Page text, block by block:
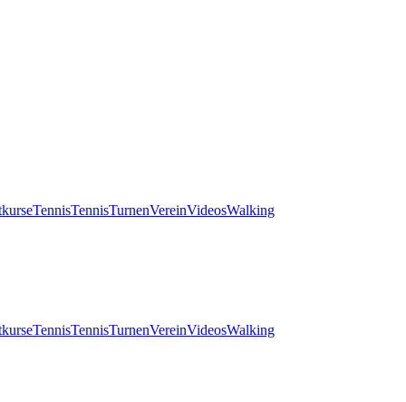
TennisTennisTurnenVereinVideosWalking
TennisTennisTurnenVereinVideosWalking